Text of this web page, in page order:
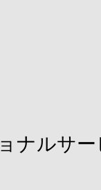
ナルサー